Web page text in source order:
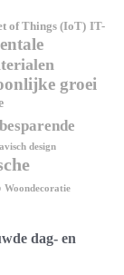
of Things (IoT) IT-
groei
design
Woondecoratie
dag- en